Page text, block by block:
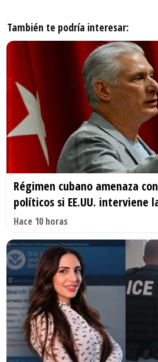
También te podría interesar:
Régimen cubano amenaza
políticos si EE.UU. interviene
Hace 10 horas